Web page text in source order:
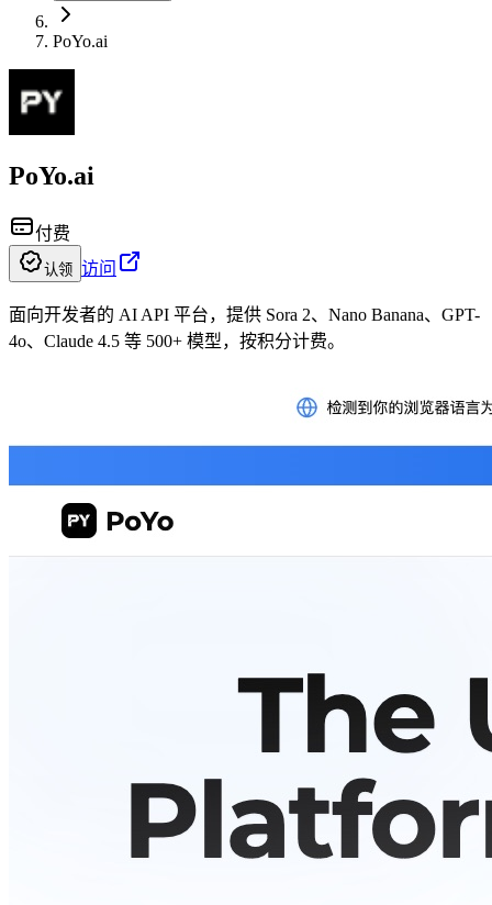
PoYo.ai
PoYo.ai
付费
认领 访问
面向开发者的 AI API 平台，提供 Sora 2、Nano Banana、GPT-
4o、Claude 4.5 等 500+ 模型，按积分计费。